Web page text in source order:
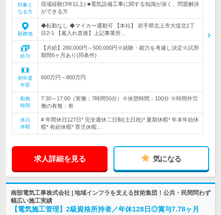
対象と
なる方
現場経験(3年以上) ■電気設備工事に関する知識が深く、問題解決
ができる方
勤務地
◆転勤なし ◆マイカー通勤可 【本社】 岩手県北上市大堤北1丁
目2‐1 【雇入れ直後】上記事業所…
給与
【月給】280,000円～500,000円※経験・能力を考慮し決定※試用
期間6ヶ月あり(同条件)
初年度
年収
600万円～800万円
勤務
時間
7:30～17:00（実働：7時間50分）※休憩時間：100分 ※時間外労
働の有無：有
休日
休暇
# 年間休日127日* 完全週休二日制(土日祝)* 夏期休暇* 年末年始休
暇* 有給休暇* 育児休暇…
求人詳細を見る 気になる
南部電気工事株式会社 | 地域インフラを支える技術集団！公共・民間問わず
幅広い施工実績
【電気施工管理】2級資格所持者／年休128日◎賞与7.78ヶ月